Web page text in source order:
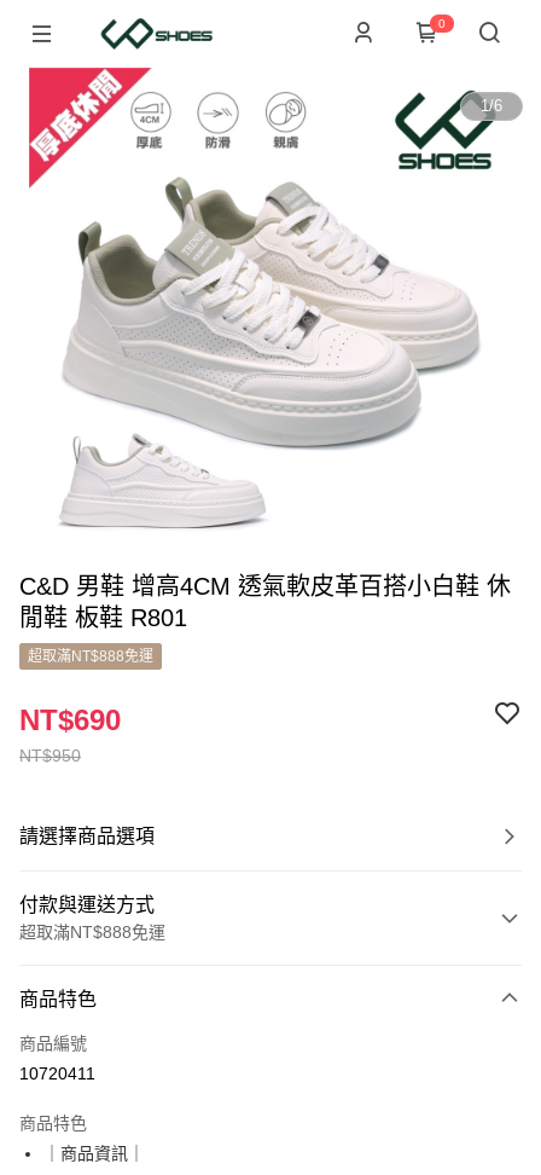
0
1/6
C&D 男鞋 增高4CM 透氣軟皮革百搭小白鞋 休
閒鞋 板鞋 R801
超取滿NT$888免運
NT$950
NT$690
請選擇商品選項
付款與運送方式
超取滿NT$888免運
信用卡一次付款
超商取貨付款
Apple Pay
商品特色
商品編號
10720411
商品特色
｜商品資訊｜